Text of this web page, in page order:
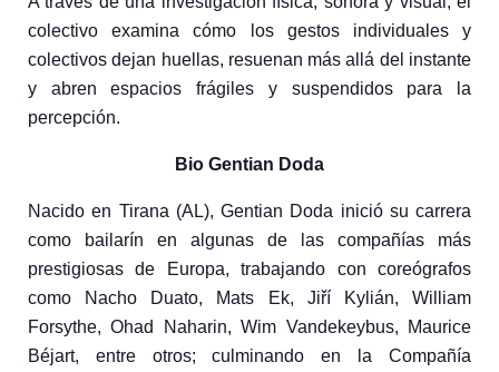
colectivo examina cómo los gestos individuales y
colectivos dejan huellas, resuenan más allá del instante
y abren espacios frágiles y suspendidos para la
percepción.
Bio Gentian Doda
Nacido en Tirana (AL), Gentian Doda inició su carrera
como bailarín en algunas de las compañías más
prestigiosas de Europa, trabajando con coreógrafos
como Nacho Duato, Mats Ek, Jiří Kylián, William
Forsythe, Ohad Naharin, Wim Vandekeybus, Maurice
Béjart, entre otros; culminando en la Compañía